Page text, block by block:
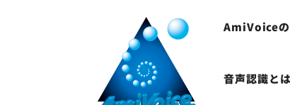
AmiVoice
音声認識とは